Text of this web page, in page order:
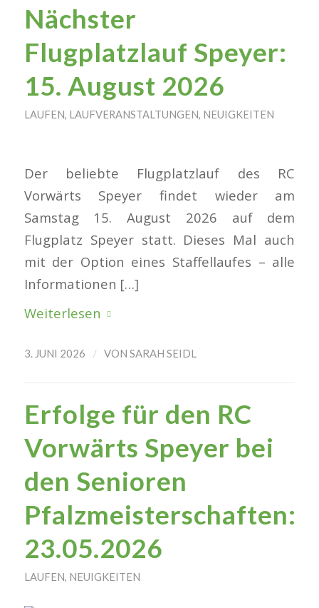
Nächster
Flugplatzlauf Speyer:
15. August 2026
LAUFEN, LAUFVERANSTALTUNGEN, NEUIGKEITEN
Der beliebte Flugplatzlauf des RC
Vorwärts Speyer findet wieder am
Samstag 15. August 2026 auf dem
Flugplatz Speyer statt. Dieses Mal auch
mit der Option eines Staffellaufes – alle
Informationen […]
Weiterlesen
3. JUNI 2026 / VON SARAH SEIDL
Erfolge für den RC
Vorwärts Speyer bei
den Senioren
Pfalzmeisterschaften:
23.05.2026
LAUFEN, NEUIGKEITEN